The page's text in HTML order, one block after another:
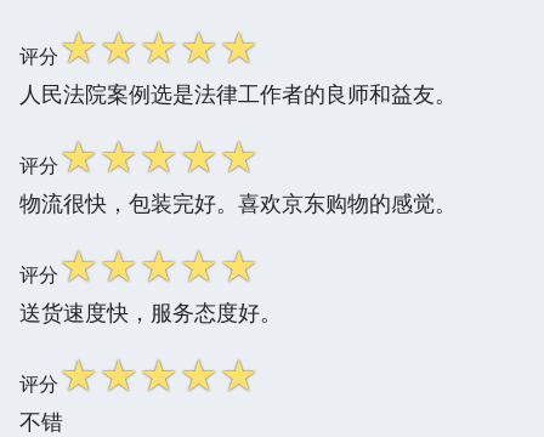
评分☆☆☆☆☆
人民法院案例选是法律工作者的良师和益友。
评分☆☆☆☆☆
物流很快，包装完好。喜欢京东购物的感觉。
评分☆☆☆☆☆
送货速度快，服务态度好。
评分☆☆☆☆☆
不错